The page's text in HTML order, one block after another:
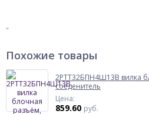
"
Похожие товары
2РТТ32БПН4Ш13В вилка
соеденитель
Цена:
859.60 руб.